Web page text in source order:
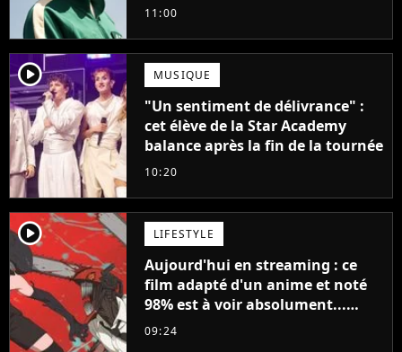
pourrait avoir une version
11:00
player2 MUSIQUE
"Un sentiment de délivrance" :
cet élève de la Star Academy
balance après la fin de la tournée
10:20
player2 LIFESTYLE
Aujourd'hui en streaming : ce
film adapté d'un anime et noté
98% est à voir absolument...
sinon vous ne comprendrez plus
09:24